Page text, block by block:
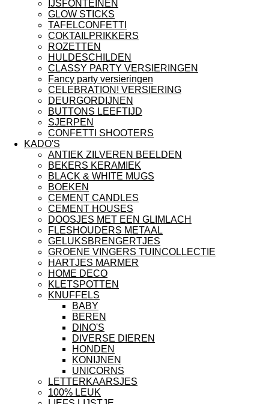
IJSFONTEINEN
GLOW STICKS
TAFELCONFETTI
COKTAILPRIKKERS
ROZETTEN
HULDESCHILDEN
CLASSY PARTY VERSIERINGEN
Fancy party versieringen
CELEBRATION! VERSIERING
DEURGORDIJNEN
BUTTONS LEEFTIJD
SJERPEN
CONFETTI SHOOTERS
KADO'S
ANTIEK ZILVEREN BEELDEN
BEKERS KERAMIEK
BLACK & WHITE MUGS
BOEKEN
CEMENT CANDLES
CEMENT HOUSES
DOOSJES MET EEN GLIMLACH
FLESHOUDERS METAAL
GELUKSBRENGERTJES
GROENE VINGERS TUINCOLLECTIE
HARTJES MARMER
HOME DECO
KLETSPOTTEN
KNUFFELS
BABY
BEREN
DINO'S
DIVERSE DIEREN
HONDEN
KONIJNEN
UNICORNS
LETTERKAARSJES
100% LEUK